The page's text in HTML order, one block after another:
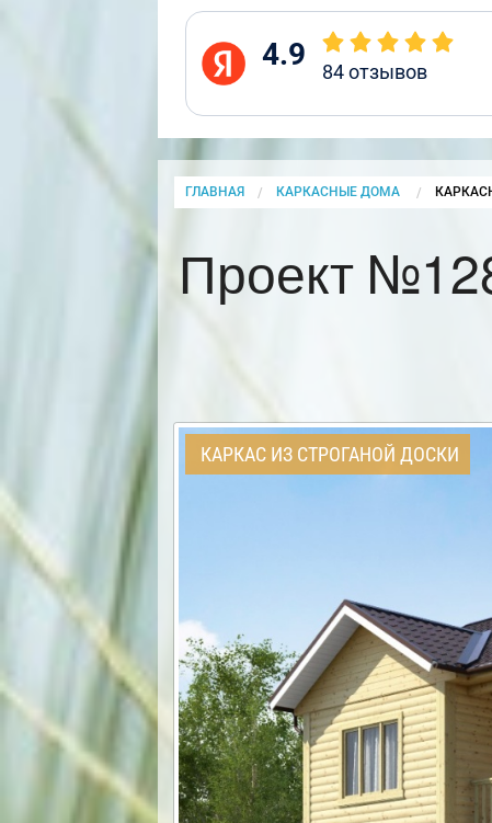
4.9 84отзывов
ГЛАВНАЯ КАРКАСНЫЕ ДОМА
Проект
КАРКАС ИЗ СТРОГАНОЙ ДОСКИ